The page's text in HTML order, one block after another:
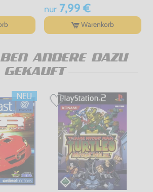
nur7,99 €
Warenkorb
ANDERE DAZU
GEKAUFT